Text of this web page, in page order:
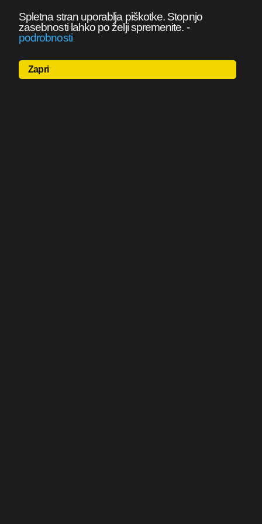
Spletna stran uporablja piškotke. Stopnjo
zasebnosti lahko po želji spremenite. -
podrobnosti
Zapri